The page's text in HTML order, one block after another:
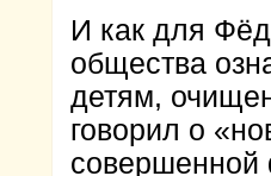
И как для
общества
детям,
говорил о
совершенной